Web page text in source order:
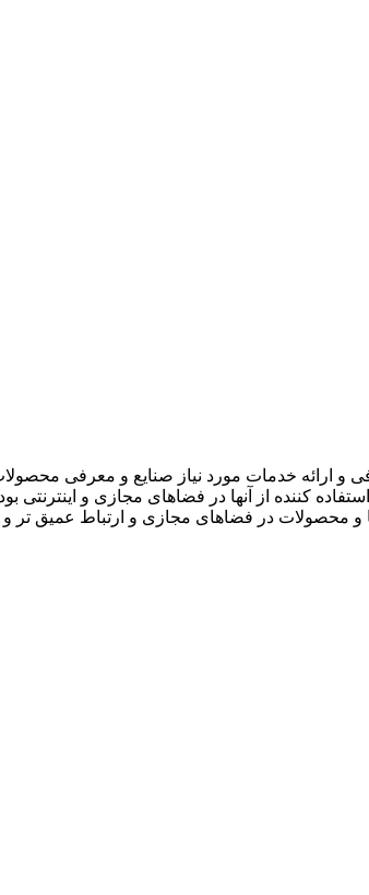
ارائه خدمات مورد نیاز صنایع و معرفی
کننده از آنها در فضاهای مجازی و اینترنتی
و محصولات در فضاهای مجازی و ارتباط عمیق تر